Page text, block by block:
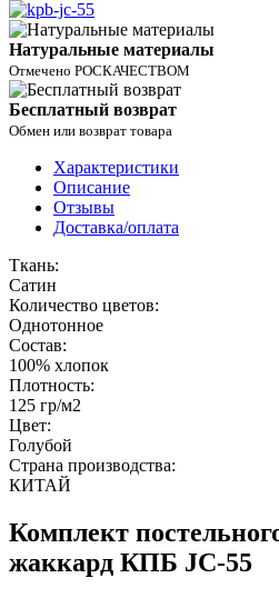
Натуральные материалы
Отмечено РОСКАЧЕСТВОМ
Бесплатный возврат
Обмен или возврат товара
Характеристики
Описание
Отзывы
Доставка/оплата
Ткань:
Сатин
Количество цветов:
Однотонное
Состав:
100% хлопок
Плотность:
125 гр/м2
Цвет:
Голубой
Страна производства:
КИТАЙ
Комплект
жаккард КПБ JC-55